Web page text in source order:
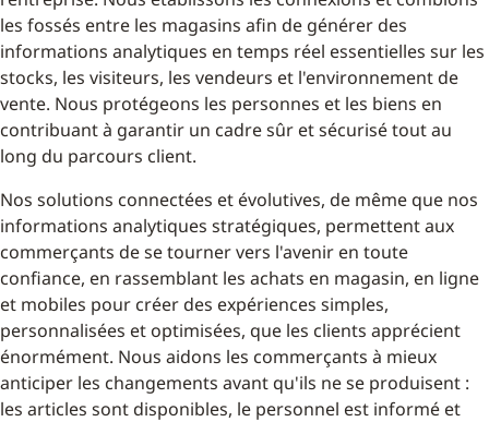
les fossés entre les magasins afin de générer des
informations analytiques en temps réel essentielles sur les
stocks, les visiteurs, les vendeurs et l'environnement de
vente. Nous protégeons les personnes et les biens en
contribuant à garantir un cadre sûr et sécurisé tout au
long du parcours client.
Nos solutions connectées et évolutives, de même que nos
informations analytiques stratégiques, permettent aux
commerçants de se tourner vers l'avenir en toute
confiance, en rassemblant les achats en magasin, en ligne
et mobiles pour créer des expériences simples,
personnalisées et optimisées, que les clients apprécient
énormément. Nous aidons les commerçants à mieux
anticiper les changements avant qu'ils ne se produisent :
les articles sont disponibles, le personnel est informé et